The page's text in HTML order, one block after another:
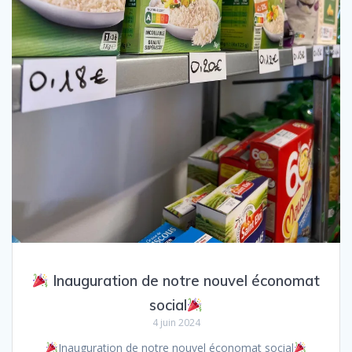
Inauguration de notre nouvel économat
social
4 juin 2024
Inauguration de notre nouvel économat social